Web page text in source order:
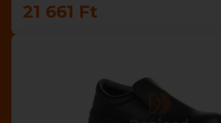
21 661 Ft